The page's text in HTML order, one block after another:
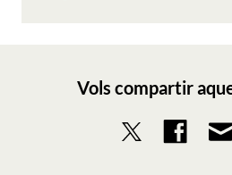
Vols compartir